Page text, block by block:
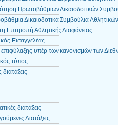
Πρωτοβάθμιων Δικαιοδοτικών
Δικαιοδοτικά Συμβούλια
Επιτροπή Αθλητικής Διαφάνειας
Eισαγγελέας
υπέρ των κανονισμών των
τύπος
διατάξεις
Διατάξεις